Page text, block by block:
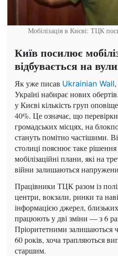
Мобілізація в Києві: ТЦК
Київ посилює
відбувається на
Як уже писав Ukrainian Wall
Україні набирає нових
у Києві кількість груп
40%. Це означає, що
громадських місцях, на
стануть помітно частішими.
столиці пояснює таке
мобілізаційні плани, які на
війни залишаються
Працівники ТЦК разом із
центри, вокзали, ринки та
інформацією джерел,
працюють у дві зміни — з 6
Пріоритетними залишаються
60 років, хоча трапляються
старшим.